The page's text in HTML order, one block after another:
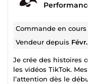
Commande en
Vendeur depuis
Je crée des histoires
les vidéos TikTok.
l’attention dès le